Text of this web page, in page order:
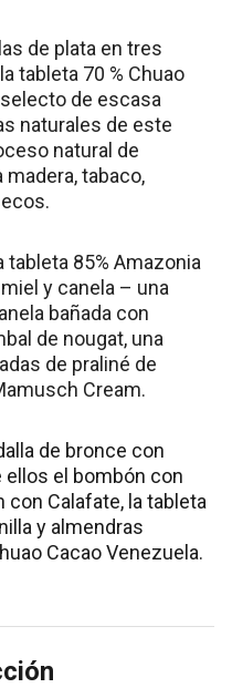
de plata en tres
tableta 70 % Chuao
de escasa
naturales de este
natural de
tabaco,
85% Amazonia
y canela – una
bañada con
de nougat, una
de praliné de
Cream.
de bronce con
el bombón con
Calafate, la tableta
y almendras
Cacao Venezuela.